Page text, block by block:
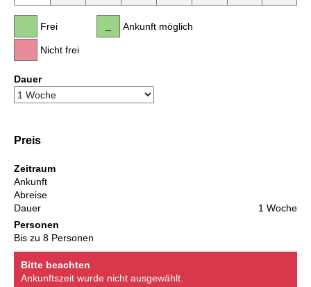
Frei
Nicht frei
Ankunft möglich
Dauer
Preis
Zeitraum
Ankunft
Abreise
Dauer
1 Woche
Personen
Bis zu 8 Personen
Bitte beachten
Ankunftszeit wurde nicht ausgewählt.